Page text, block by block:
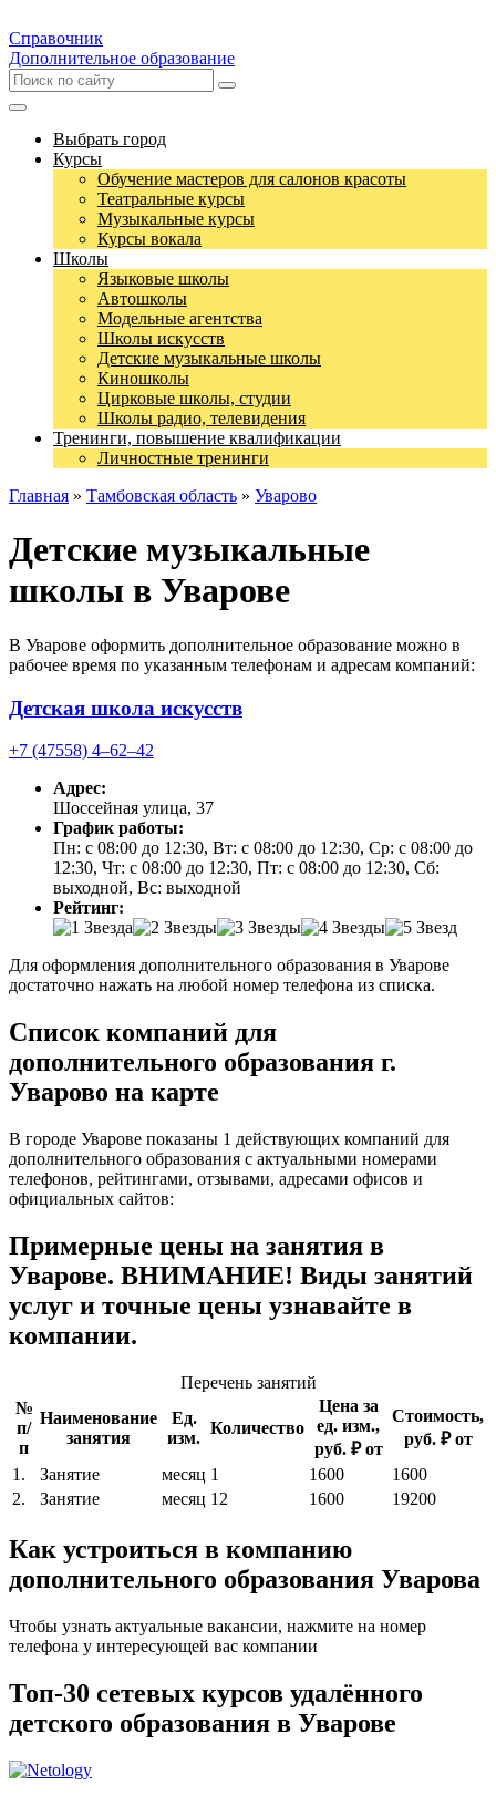
Справочник
Дополнительное образование
Выбрать город
Курсы
Обучение мастеров для салонов красоты
Театральные курсы
Музыкальные курсы
Курсы вокала
Школы
Языковые школы
Автошколы
Модельные агентства
Школы искусств
Детские музыкальные школы
Киношколы
Цирковые школы, студии
Школы радио, телевидения
Тренинги, повышение квалификации
Личностные тренинги
Главная » Тамбовская область » Уварово
Детские музыкальные
школы в Уварове
В Уварове оформить дополнительное образование можно в
рабочее время по указанным телефонам и адресам компаний:
Детская школа искусств
+7 (47558) 4‒62‒42
Адрес:
Шоссейная улица, 37
График работы:
Пн: с 08:00 до 12:30, Вт: с 08:00 до 12:30, Ср: с 08:00 до
12:30, Чт: с 08:00 до 12:30, Пт: с 08:00 до 12:30, Сб:
выходной, Вс: выходной
Рейтинг:
Для оформления дополнительного образования в Уварове
достаточно нажать на любой номер телефона из списка.
Список компаний для
дополнительного образования г.
Уварово на карте
В городе Уварове показаны 1 действующих компаний для
дополнительного образования с актуальными номерами
телефонов, рейтингами, отзывами, адресами офисов и
официальных сайтов:
Примерные цены на занятия в
Уварове. ВНИМАНИЕ! Виды занятий
услуг и точные цены узнавайте в
компании.
Перечень занятий
№
п/
п
Наименование
занятия
Ед.
изм.
Количество
Цена за
ед. изм.,
руб. ₽ от
Стоимость,
руб. ₽ от
1.
Занятие месяц 1 1600
1600
2.
Занятие месяц 12 1600 19200
Как устроиться в компанию
дополнительного образования Уварова
Чтобы узнать актуальные вакансии, нажмите на номер
телефона у интересующей вас компании
Топ-30 сетевых курсов удалённого
детского образования в Уварове